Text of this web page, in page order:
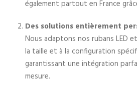
également partout en France
Des solutions entièrement
Nous adaptons nos rubans LED
la taille et à la configuration
garantissant une intégration
mesure.